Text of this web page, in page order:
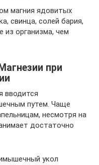
магния ядовитых
свинца, солей бария,
из организма, чем
при
вводится
путем. Чаще
несмотря на
достаточно
укол